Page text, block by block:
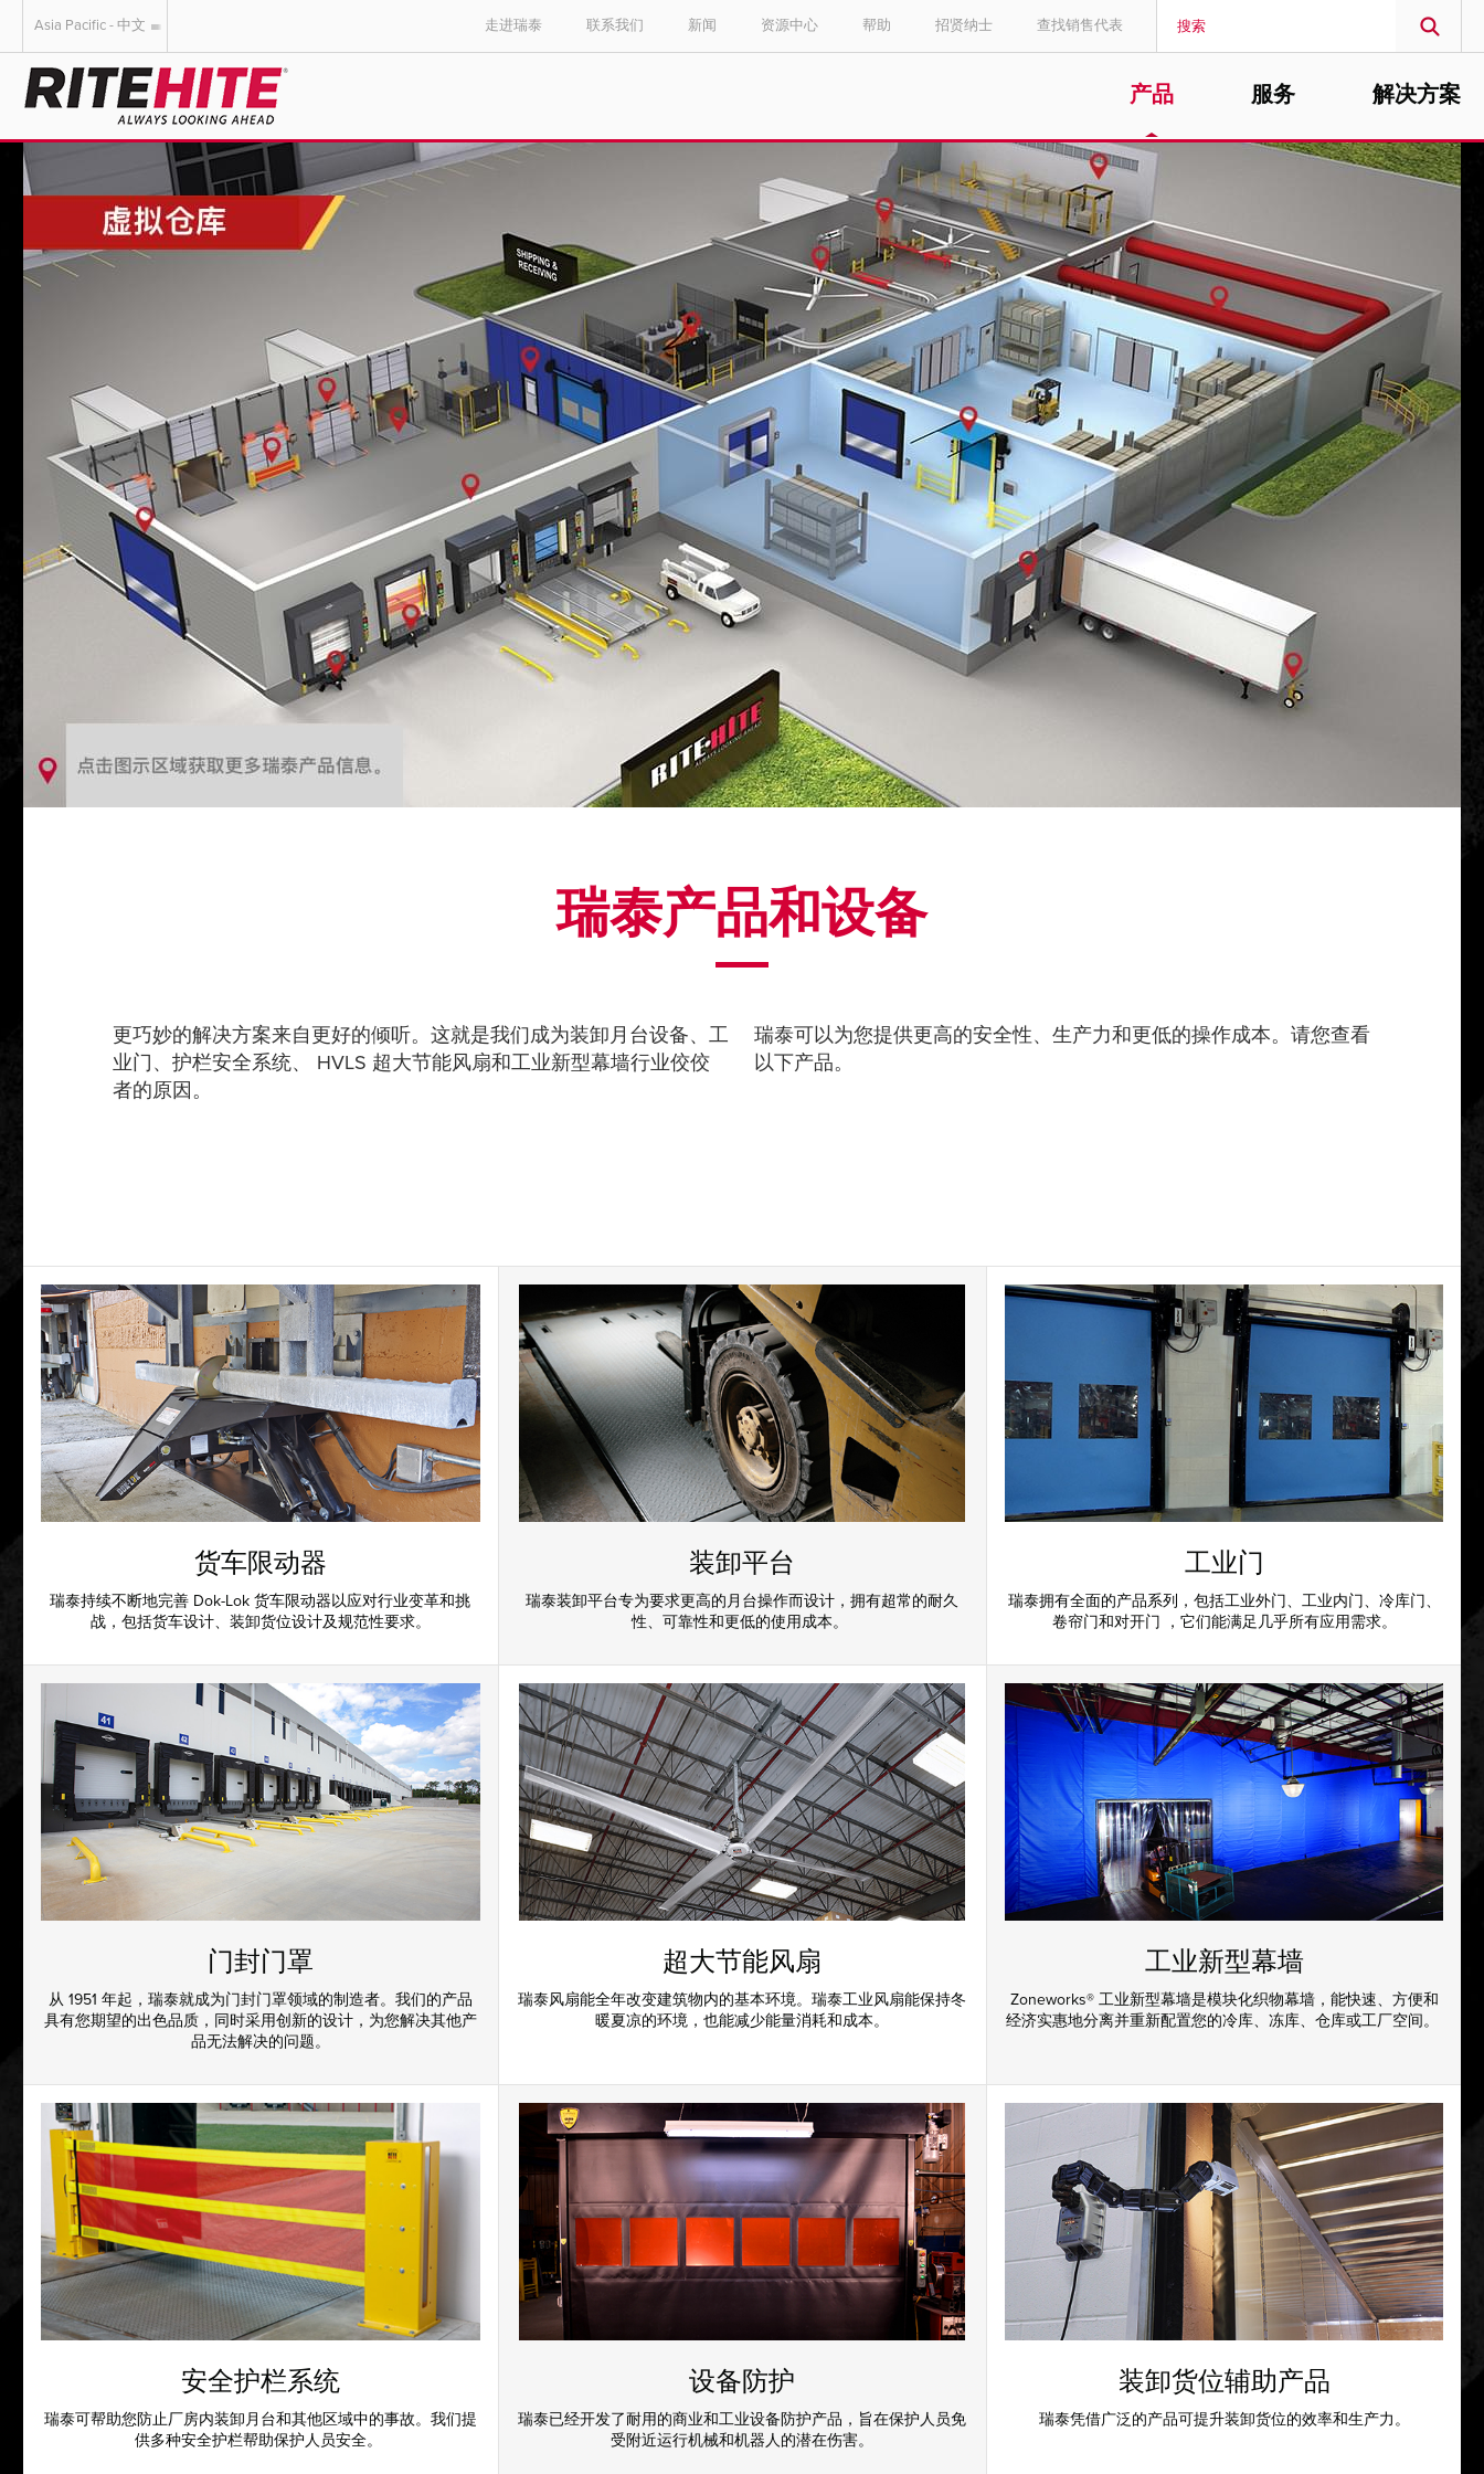
AMERICAS
English
Portuguese
English
Dutch
English
中文
MIDDLE EAST/AFRICA
English
Asia Pacific - 中文 走进瑞泰 联系我们 新闻 资源中心 帮助 招贤纳士 查找销售代表
产品 服务 解决方案
瑞泰产品和设备
更巧妙的解决方案来自更好的倾听。这就是我们成为装卸月台设备、工
业门、护栏安全系统、 HVLS 超大节能风扇和工业新型幕墙行业佼佼
者的原因。
瑞泰可以为您提供更高的安全性、生产力和更低的操作成本。请您查看
以下产品。
货车限动器
瑞泰持续不断地完善 Dok-Lok 货车限动器以应对行业变革和挑
战，包括货车设计、装卸货位设计及规范性要求。
装卸平台
瑞泰装卸平台专为要求更高的月台操作而设计，拥有超常的耐久
性、可靠性和更低的使用成本。
工业门
瑞泰拥有全面的产品系列，包括工业外门、工业内门、冷库门、
卷帘门和对开门 ，它们能满足几乎所有应用需求。
门封门罩
从 1951 年起，瑞泰就成为门封门罩领域的制造者。我们的产品
具有您期望的出色品质，同时采用创新的设计，为您解决其他产
品无法解决的问题。
超大节能风扇
瑞泰风扇能全年改变建筑物内的基本环境。瑞泰工业风扇能保持冬
暖夏凉的环境，也能减少能量消耗和成本。
工业新型幕墙
Zoneworks® 工业新型幕墙是模块化织物幕墙，能快速、方便和
经济实惠地分离并重新配置您的冷库、冻库、仓库或工厂空间。
安全护栏系统
瑞泰可帮助您防止厂房内装卸月台和其他区域中的事故。我们提
供多种安全护栏帮助保护人员安全。
设备防护
瑞泰已经开发了耐用的商业和工业设备防护产品，旨在保护人员免
受附近运行机械和机器人的潜在伤害。
装卸货位辅助产品
瑞泰凭借广泛的产品可提升装卸货位的效率和生产力。